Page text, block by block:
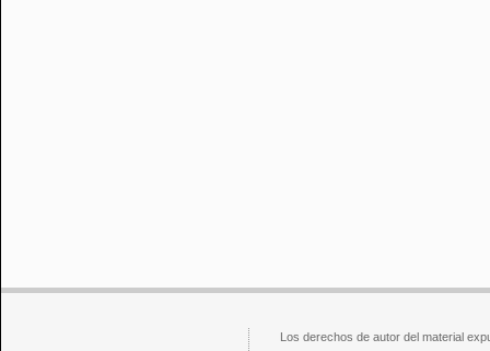
Los derechos de autor del material